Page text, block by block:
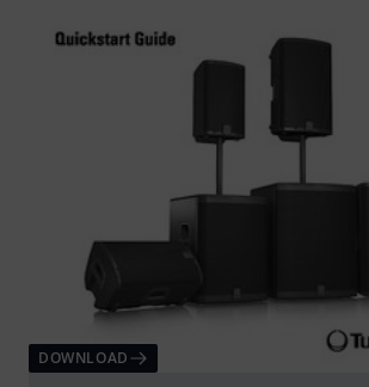
DOWNLOAD